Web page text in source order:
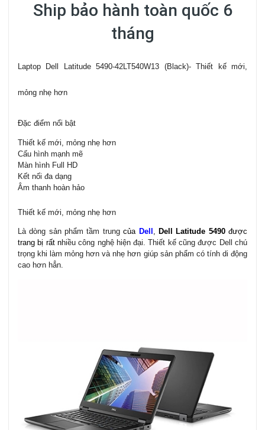
Ship bảo hành toàn quốc 6
tháng
Laptop Dell Latitude 5490-42LT540W13 (Black)- Thiết kế mới,
mỏng nhẹ hơn
Đặc điểm nổi bật
Thiết kế mới, mỏng nhẹ hơn
Cấu hình mạnh mẽ
Màn hình Full HD
Kết nối đa dạng
Âm thanh hoàn hảo
Thiết kế mới, mỏng nhẹ hơn
Là dòng sản phẩm tầm trungcủa Dell , Dell Latitude 5490được
trang bị rất nhiều công nghệ hiện đại. Thiết kế cũng được Dell chú
trọng khi làm mỏng hơn và nhẹ hơn giúp sản phẩm có tính di động
cao hơn hẳn.